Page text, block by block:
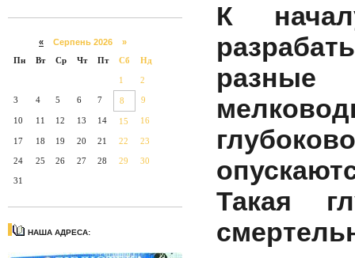
« Серпень 2026 »
Пн
Вт Ср Чт Пт Сб Нд
1 2
3 4 5 6 7 8 9
10 11 12 13 14 15 16
17 18 19 20 21 22 23
24 25 26 27 28 29 30
31
НАША АДРЕСА:
К
Такая